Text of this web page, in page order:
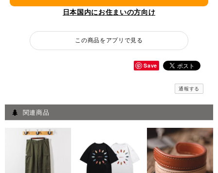
日本国内にお住まいの方向け
この商品をアプリで見る
Save
通報する
関連商品